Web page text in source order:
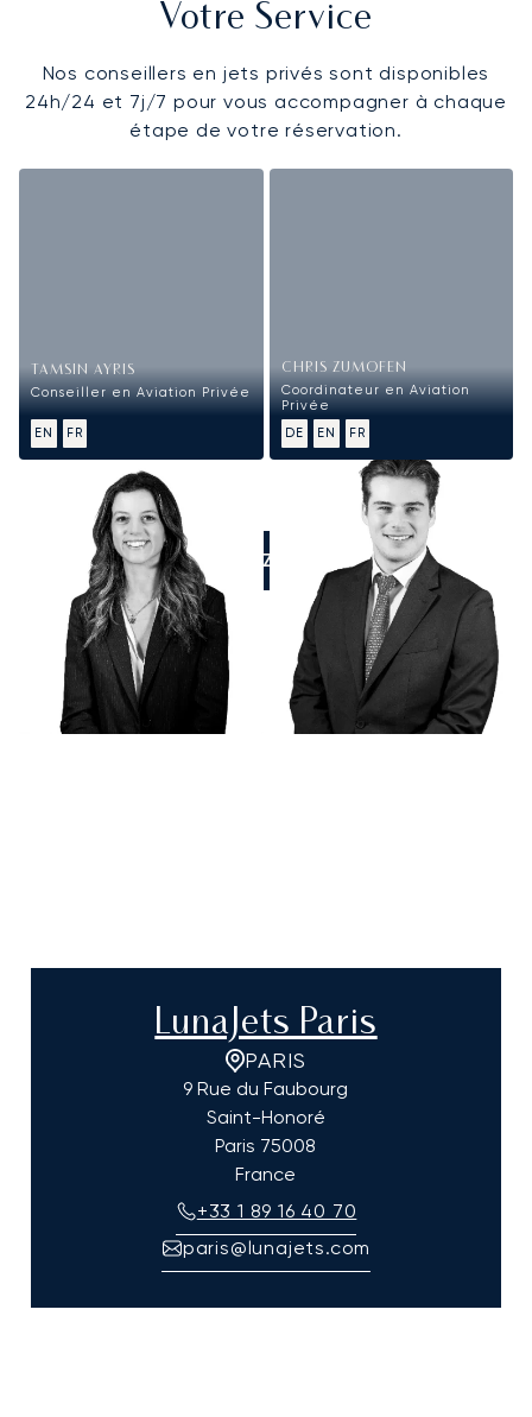
Votre Service
Nos conseillers en jets privés sont disponibles
24h/24 et 7j/7 pour vous accompagner à chaque
étape de votre réservation.
TAMSIN AYRIS
Conseiller en Aviation Privée
EN FR
CHRIS ZUMOFEN
Coordinateur en Aviation
Privée
DE
EN FR
APPELEZ-NOUS
LunaJets Paris
PARIS
9 Rue du Faubourg
Saint-Honoré
Paris 75008
France
+33 1 89 16 40 70
paris@lunajets.com